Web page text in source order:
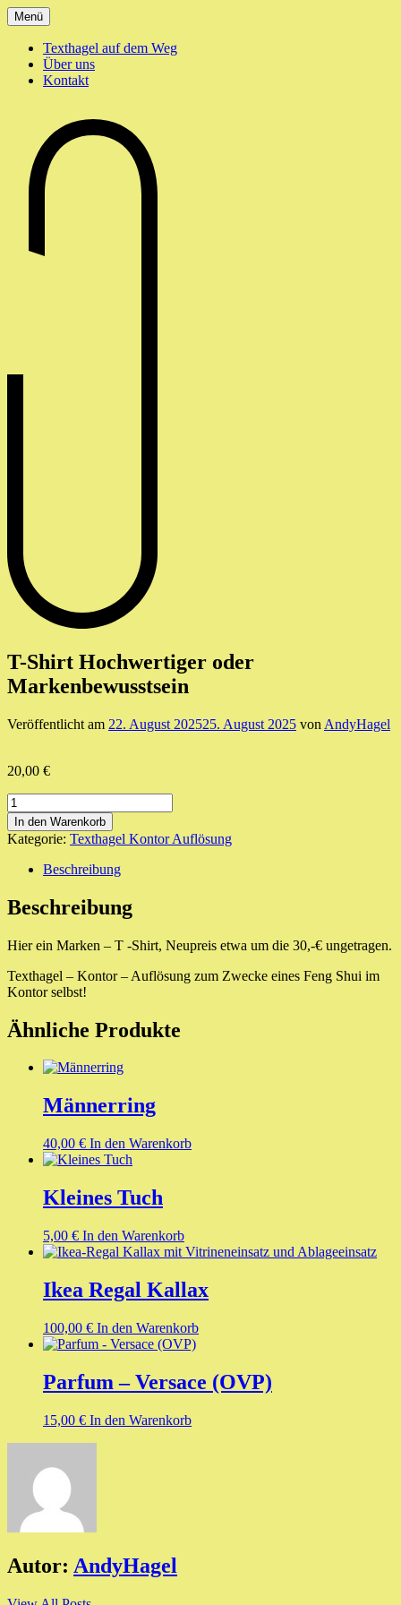
Zum
Inhalt
springen
Menü
Texthagel auf dem Weg
Über uns
Kontakt
texthagel.de
T-Shirt Hochwertiger oder
Markenbewusstsein
Veröffentlicht am 22. August 202525. August 2025 von AndyHagel
20,00 €
T-
Shirt
Hochwertiger
oder
Markenbewusstsein
Menge
In den Warenkorb
Kategorie: Texthagel Kontor Auflösung
Beschreibung
Beschreibung
Hier ein Marken – T -Shirt, Neupreis etwa um die 30,-€ ungetragen.
Texthagel – Kontor – Auflösung zum Zwecke eines Feng Shui im
Kontor selbst!
Ähnliche Produkte
Männerring
40,00 € In den Warenkorb
Kleines Tuch
5,00 € In den Warenkorb
Ikea Regal Kallax
100,00 € In den Warenkorb
Parfum – Versace (OVP)
15,00 € In den Warenkorb
Autor: AndyHagel